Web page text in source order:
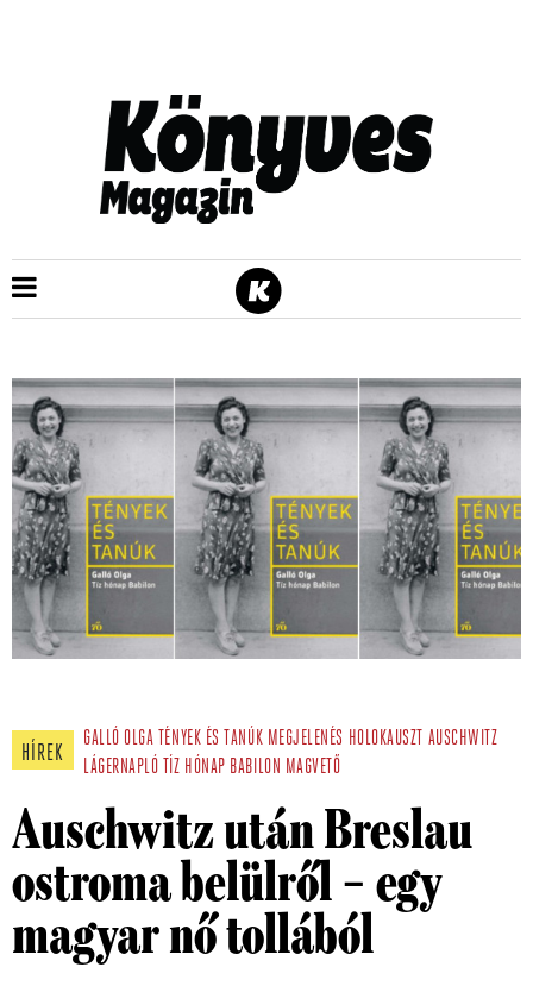
HÍREK
GALLÓ OLGA TÉNYEK ÉS TANÚK MEGJELENÉS HOLOKAUSZT AUSCHWITZ
LÁGERNAPLÓ TÍZ HÓNAP BABILON MAGVETŐ
Auschwitz után Breslau
ostroma belülről – egy
magyar nő tollából